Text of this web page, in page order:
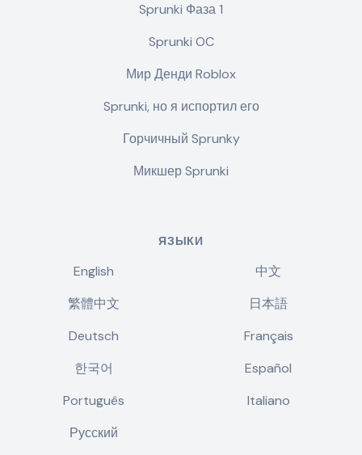
Sprunki Фаза 1
Sprunki OC
Мир Денди Roblox
Sprunki, но я испортил его
Горчичный Sprunky
Микшер Sprunki
ЯЗЫКИ
English
中文
繁體中文
日本語
Deutsch
Français
한국어
Español
Português
Italiano
Русский